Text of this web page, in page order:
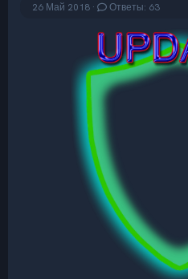
ы
л
26 Май 2018 Ответы: 63